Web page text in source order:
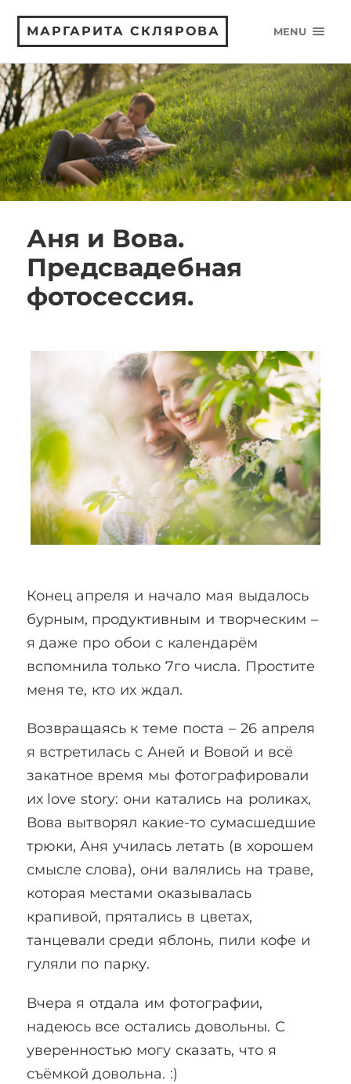
МАРГАРИТА СКЛЯРОВА MENU
Аня и Вова.
Предсвадебная
фотосессия.
Конец апреля и начало мая выдалось
бурным, продуктивным и творческим –
я даже про обои с календарём
вспомнила только 7го числа. Простите
меня те, кто их ждал.
Возвращаясь к теме поста – 26 апреля
я встретилась с Аней и Вовой и всё
закатное время мы фотографировали
их love story: они катались на роликах,
Вова вытворял какие-то сумасшедшие
трюки, Аня училась летать (в хорошем
смысле слова), они валялись на траве,
которая местами оказывалась
крапивой, прятались в цветах,
танцевали среди яблонь, пили кофе и
гуляли по парку.
Вчера я отдала им фотографии,
надеюсь все остались довольны. С
уверенностью могу сказать, что я
съёмкой довольна. :)